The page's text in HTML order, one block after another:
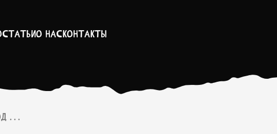
статьиО насКонтакты
. . .